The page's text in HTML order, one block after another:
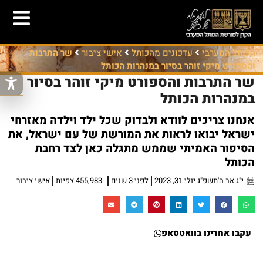
הכותל המערבי עדכונים מהכותל אישי ציבור
שר התרבות
והספורט מיקי זוהר בסיור במנהרות הכותל
שר התרבות והספורט מיקי זוהר בסיור
במנהרות הכותל
אנחנו צריכים לוודא ולבדוק שכל ילד וילדה מאזרחי
ישראל יבואו לראות את המורשת של עם ישראל, את
הסיפור האמיתי שממש מתגלה כאן לצד רחבת
הכותל
י"ג אב ה'תשפ"ג יולי 31, 2023 לפני 3 שנים 455,983 צפיות אישי ציבור
עקבו אחרינו בוואטסאפ